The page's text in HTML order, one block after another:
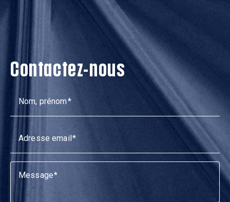
Contactez-nous
Nom, prénom
Adresse email
Message